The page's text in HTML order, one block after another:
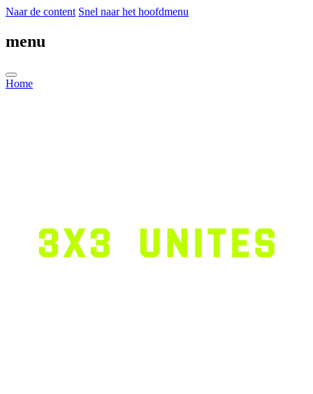
Naar de content Snel naar het hoofdmenu
menu
Home